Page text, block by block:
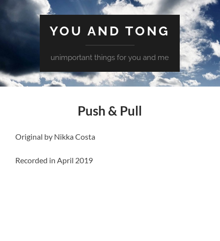
YOU AND TONG
unimportant things for you and me
Push & Pull
Original by Nikka Costa
Recorded in April 2019